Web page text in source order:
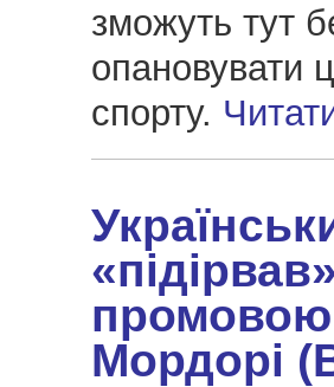
зможуть тут
опановувати
спорту.
Мордорі